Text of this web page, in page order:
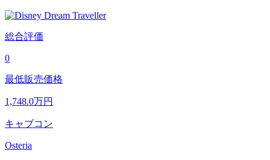
総合評価
0
最低販売価格
1,748.0万円
キャブコン
Osteria